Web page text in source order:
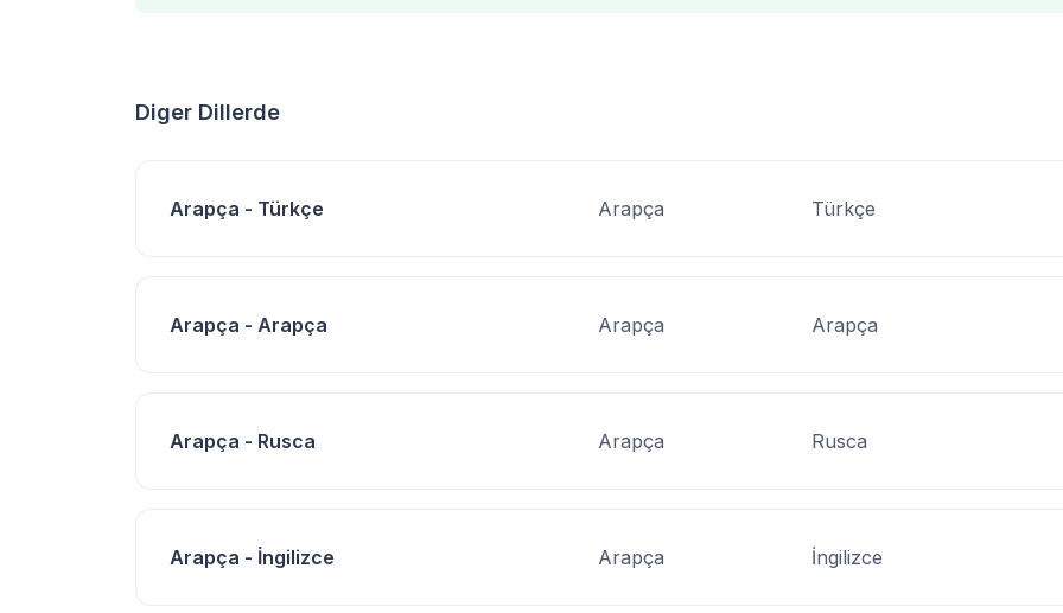
Diger Dillerde
Arapça - Türkçe Arapça Türkçe
Arapça - Arapça Arapça Arapça
Arapça - Rusca Arapça Rusca
Arapça - İngilizce Arapça İngilizce